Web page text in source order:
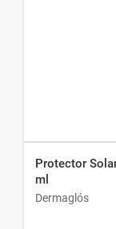
Protector
ml
Dermaglós